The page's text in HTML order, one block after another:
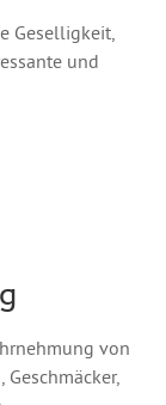
Geselligkeit,
und
von
Geschmäcker,